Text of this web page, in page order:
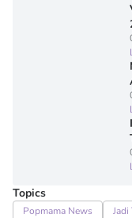
Topics
Popmama News Jadi